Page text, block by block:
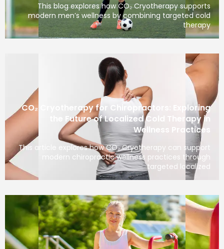
This blog explores how CO₂ Cryotherapy supports
modern men’s wellness by combining targeted cold
therapy
CO₂ Cryotherapy for Chiropractors: Exploring
the Future of Localized Cold Therapy in
Wellness Practices
This article explores how CO₂ Cryotherapy can support
modern chiropractic wellness practices through
targeted localized